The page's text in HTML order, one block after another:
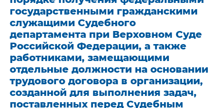
государственными гражданскими
служащими Судебного
департамента при Верховном Суде
Российской Федерации, а также
работниками, замещающими
отдельные должности на основании
трудового договора в организации,
созданной для выполнения задач,
поставленных перед Судебным